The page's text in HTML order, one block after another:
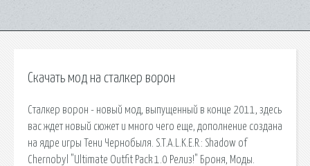
Скачать мод на сталкер ворон
Сталкер ворон - новый мод, выпущенный в конце 2011, здесь
вас ждет новый сюжет и много чего еще, дополнение создана
на ядре игры Тени Чернобыля. S.T.A.L.K.E.R.: Shadow of
Chernobyl "Ultimate Outfit Pack 1.0 Релиз!" Броня, Моды.